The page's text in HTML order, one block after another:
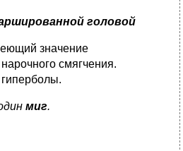
головой
значение
смягчения.
миг.